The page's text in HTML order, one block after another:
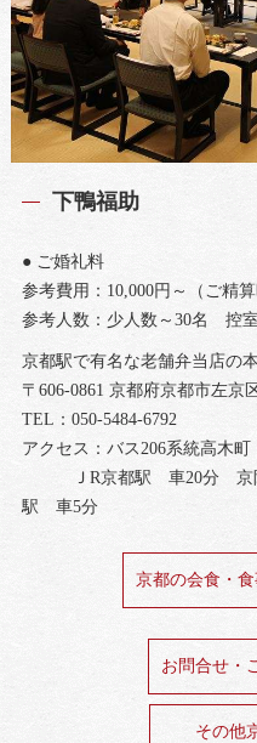
下鴨福助
● ご婚礼料
参考費用：10,000円～（ご精
参考人数：少人数～30名 控
京都駅で有名な老舗弁当店の
〒606-0861 京都府京都市左京
TEL：050-5484-6792
アクセス：バス206系統高木
ＪR京都駅 車20分 京阪
駅 車5分
京都の会食・
お問合せ・
その他